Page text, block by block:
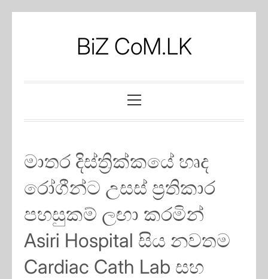
BiZ CoM.LK
Menu
මාතර දිස්ත්‍රික්කයේ හෘද
රෝගීන්ට උසස් ප්‍රතිකාර
පහසුකම් ලඟා කරමින්
Asiri Hospital සිය නවතම
Cardiac Cath Lab සහ